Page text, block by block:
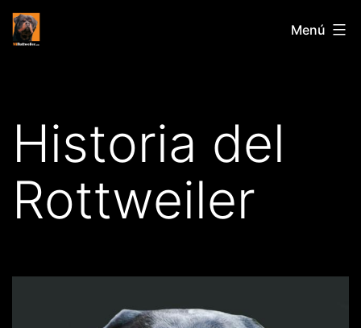
Saltar
Mirottweiler.com Menú
Historia del
Rottweiler